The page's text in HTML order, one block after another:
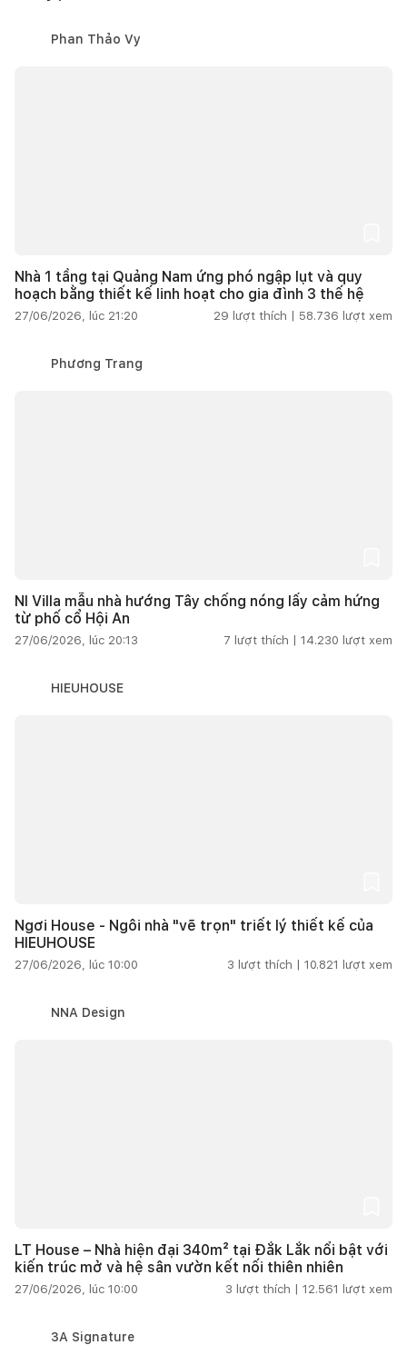
Phan Thảo Vy
Nhà 1 tầng tại Quảng Nam ứng phó ngập lụt và quy
hoạch bằng thiết kế linh hoạt cho gia đình 3 thế hệ
27/06/2026, lúc 21:20 29 lượt thích | 58.736 lượt xem
Phương Trang
NI Villa mẫu nhà hướng Tây chống nóng lấy cảm hứng
từ phố cổ Hội An
27/06/2026, lúc 20:13 7 lượt thích | 14.230 lượt xem
HIEUHOUSE
Ngơi House - Ngôi nhà "vẽ trọn" triết lý thiết kế của
HIEUHOUSE
27/06/2026, lúc 10:00 3 lượt thích | 10.821 lượt xem
NNA Design
LT House – Nhà hiện đại 340m² tại Đắk Lắk nổi bật với
kiến trúc mở và hệ sân vườn kết nối thiên nhiên
27/06/2026, lúc 10:00 3 lượt thích | 12.561 lượt xem
3A Signature